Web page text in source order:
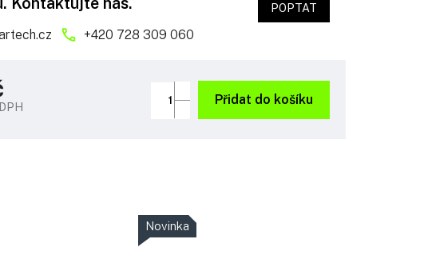
Přidat do košíku
+420 728 309 060
POPTAT
Novinka